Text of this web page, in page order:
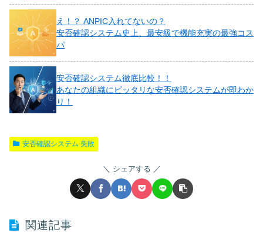
え！？ ANPIC入れてないの？
安否確認システム史上、最安級で機能充実の最強コス
パ
安否確認システム徹底比較！！
あなたの組織にピッタリな安否確認システムが即わか
り！
安否確認システム 失敗
シェアする
関連記事